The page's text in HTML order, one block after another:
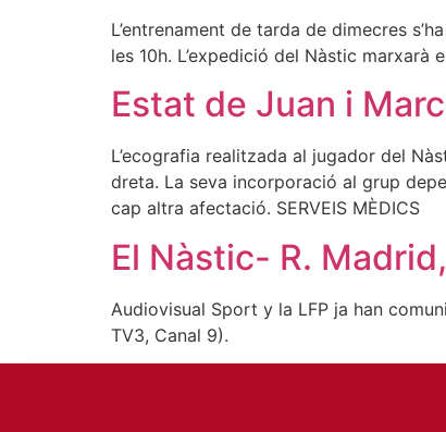
L’entrenament de tarda de dimecres
les 10h. L’expedició del Nàstic marxarà
Estat de Juan i
L’ecografia realitzada al jugador del
dreta. La seva incorporació al grup
cap altra afectació. SERVEIS MÈDICS
El Nàstic- R.
Audiovisual Sport y la LFP ja han
TV3, Canal 9).